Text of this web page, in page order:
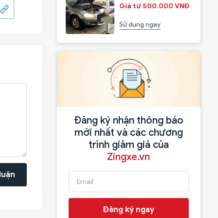
Giá từ 500.000 VNĐ
Sử dụng ngay
Đăng ký nhận thông báo
mới nhất và các chương
trình giảm giá của
Zingxe.vn
Đăng ký ngay